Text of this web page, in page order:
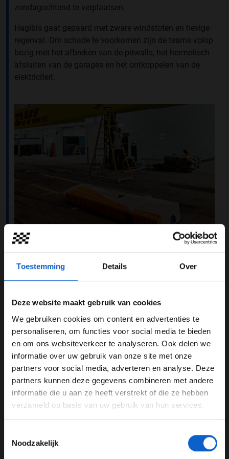
Toestemming Details Over
Deze website maakt gebruik van cookies
We gebruiken cookies om content en advertenties te
personaliseren, om functies voor social media te bieden
en om ons websiteverkeer te analyseren. Ook delen we
informatie over uw gebruik van onze site met onze
partners voor social media, adverteren en analyse. Deze
partners kunnen deze gegevens combineren met andere
informatie die u aan ze heeft verstrekt of die ze hebben
verzameld op basis van uw gebruik van hun services.
Noodzakelijk
zondagochtend te verplaatsen.
Hagibis gaat gepaard met zware windstoten en hevige
regenval. Om schade te voorkomen zijn de teams volop
bezig met het afbreken van de pitwalls, het hermetisch
afsluiten van de garages en het ontkoppelen van de
elektriciteit.
(c) McLaren F1
In de pitstraat worden massaal zandzakken gelegd om
(c) Red Bull Content Pool
WELKOM BIJ GRAND PRIX RADIO
Ben je 24 jaar of ouder?
Pas je advertentie instellingen aan en klik hieronder om
door te gaan naar de website!
Advertentie instellingen
Toon alle kansspelenadvertenties (24+)